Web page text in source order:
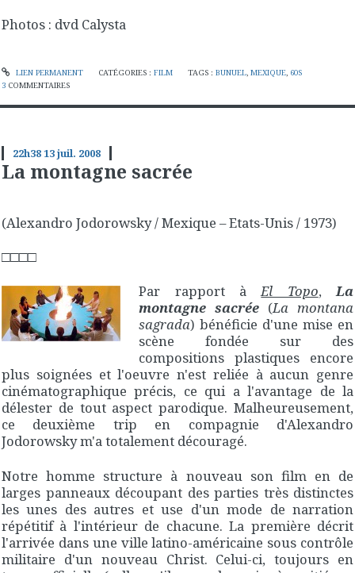
Photos : dvd Calysta
LIEN PERMANENT CATÉGORIES : FILM TAGS :BUNUEL,MEXIQUE, 60S
3 COMMENTAIRES
22h3813juil. 2008
La montagne sacrée
(Alexandro Jodorowsky / Mexique – Etats-Unis / 1973)
□□□□
Par rapport àEl Topo,La
montagne sacrée (La montana
sagrada) bénéficie d'une mise en
scène fondée sur des
compositions plastiques encore
plus soignées et l'oeuvre n'est reliée à aucun genre
cinématographique précis, ce qui a l'avantage de la
délester de tout aspect parodique. Malheureusement,
ce deuxième trip en compagnie d'Alexandro
Jodorowsky m'a totalement découragé.
Notre homme structure à nouveau son film en de
larges panneaux découpant des parties très distinctes
les unes des autres et use d'un mode de narration
répétitif à l'intérieur de chacune. La première décrit
l'arrivée dans une ville latino-américaine sous contrôle
militaire d'un nouveau Christ. Celui-ci, toujours en